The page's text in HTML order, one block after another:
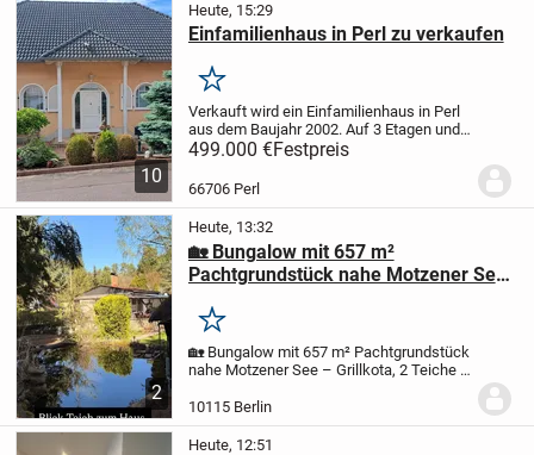
10
Heute, 15:29
Einfamilienhaus in Perl zu verkaufen
Merken
Verkauft wird ein Einfamilienhaus in Perl
aus dem Baujahr 2002. Auf 3 Etagen und
178m2 sind 2 Bäder und ein GästeWC,
Küche und 7 Zimmer . Zusätzlich noch 1
begehbarer Kleiderschrank, 2
499.000 €Festpreis
66706 Perl
2
Heute, 13:32
🏡 Bungalow mit 657 m²
Pachtgrundstück nahe Motzener See
Ausstattung
Merken
🏡 Bungalow mit 657 m² Pachtgrundstück
nahe Motzener See – Grillkota, 2 Teiche &
SOFORT VERFÜGBAR
Rückzugsort im Grünen – ankommen,
abschalten und...
10115 Berlin
Heute, 12:51